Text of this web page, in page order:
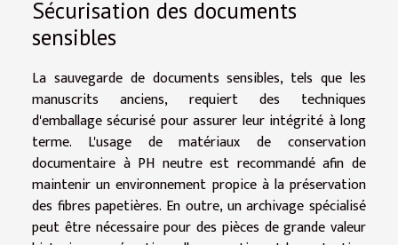
Sécurisation des documents
sensibles
La sauvegarde de documents sensibles, tels que les
manuscrits anciens, requiert des techniques
d'emballage sécurisé pour assurer leur intégrité à long
terme. L'usage de matériaux de conservation
documentaire à PH neutre est recommandé afin de
maintenir un environnement propice à la préservation
des fibres papetières. En outre, un archivage spécialisé
peut être nécessaire pour des pièces de grande valeur